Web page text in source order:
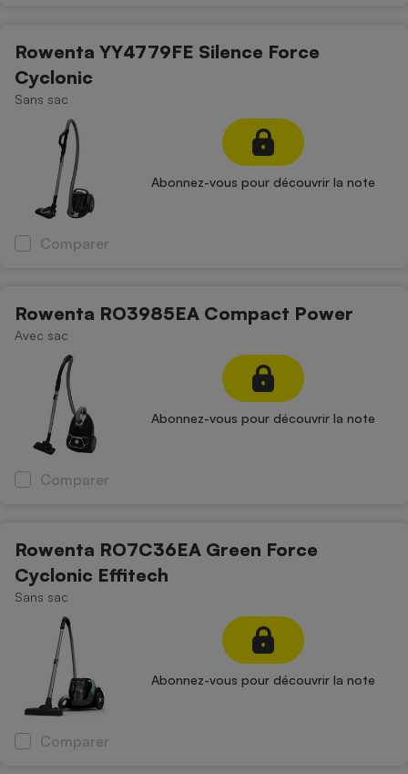
Rowenta YY4779FE Silence Force
Cyclonic
Sans sac
Abonnez-vous pour découvrir la note
Comparer
Rowenta RO3985EA Compact Power
Avec sac
Abonnez-vous pour découvrir la note
Comparer
Rowenta RO7C36EA Green Force
Cyclonic Effitech
Sans sac
Abonnez-vous pour découvrir la note
Comparer